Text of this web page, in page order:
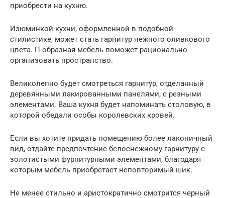
приобрести на кухню.
Изюминкой кухни, оформленной в подобной
стилистике, может стать гарнитур нежного оливкового
цвета. П-образная мебель поможет рационально
организовать пространство.
Великолепно будет смотреться гарнитур, отделанный
деревянными лакированными панелями, с резными
элементами. Ваша кухня будет напоминать столовую, в
которой обедали особы королевских кровей.
Если вы хотите придать помещению более лаконичный
вид, отдайте предпочтение белоснежному гарнитуру с
золотистыми фурнитурными элементами, благодаря
которым мебель приобретает неповторимый шик.
Не менее стильно и аристократично смотрится черный